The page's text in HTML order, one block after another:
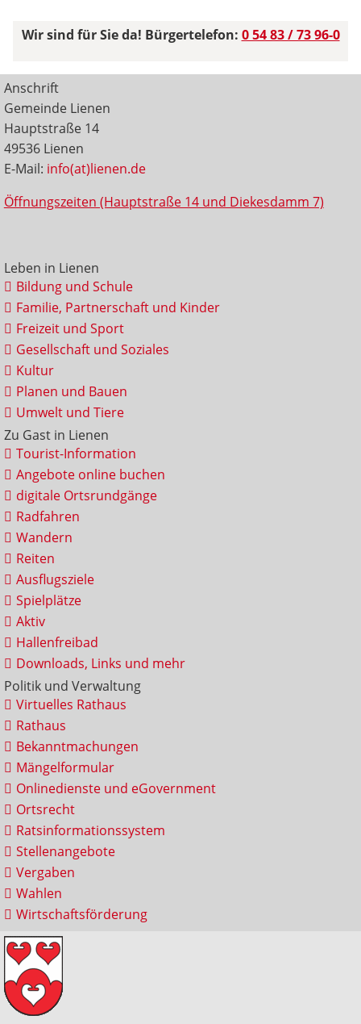
Wir sind für Sie da! Bürgertelefon: 0 54 83 / 73 96-0
Anschrift
Gemeinde Lienen
Hauptstraße 14
49536 Lienen
E-Mail: info(at)lienen.de
Öffnungszeiten (Hauptstraße 14 und Diekesdamm 7)
Leben in Lienen
Bildung und Schule
Familie, Partnerschaft und Kinder
Freizeit und Sport
Gesellschaft und Soziales
Kultur
Planen und Bauen
Umwelt und Tiere
Zu Gast in Lienen
Tourist-Information
Angebote online buchen
digitale Ortsrundgänge
Radfahren
Wandern
Reiten
Ausflugsziele
Spielplätze
Aktiv
Hallenfreibad
Downloads, Links und mehr
Politik und Verwaltung
Virtuelles Rathaus
Rathaus
Bekanntmachungen
Mängelformular
Onlinedienste und eGovernment
Ortsrecht
Ratsinformationssystem
Stellenangebote
Vergaben
Wahlen
Wirtschaftsförderung